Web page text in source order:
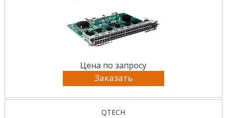
Цена по запросу
Заказать
QTECH